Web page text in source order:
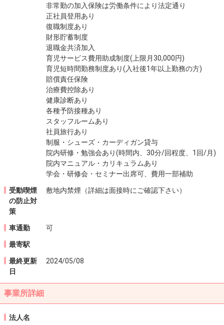
非常勤の加入保険は労働条件により法定通り
正社員登用あり
復職制度あり
財形貯蓄制度
退職金共済加入
育児サービス費用助成制度(上限月30,000円)
育児短時間勤務制度あり(入社後1年以上勤務の方)
賠償責任保険
治療費控除あり
健康診断あり
各種予防接種あり
スタッフルームあり
社員旅行あり
制服・シューズ・カーディガン貸与
院内研修・勉強会あり(時間内、30分/回程度、1回/月)
院内マニュアル・カリキュラムあり
学会・研修会・セミナー出席可、費用一部補助
受動喫煙
の防止対
策
敷地内禁煙（詳細は面接時にご確認下さい）
車通勤 可
最寄駅
最終更新
日
2024/05/08
事業所詳細
法人名